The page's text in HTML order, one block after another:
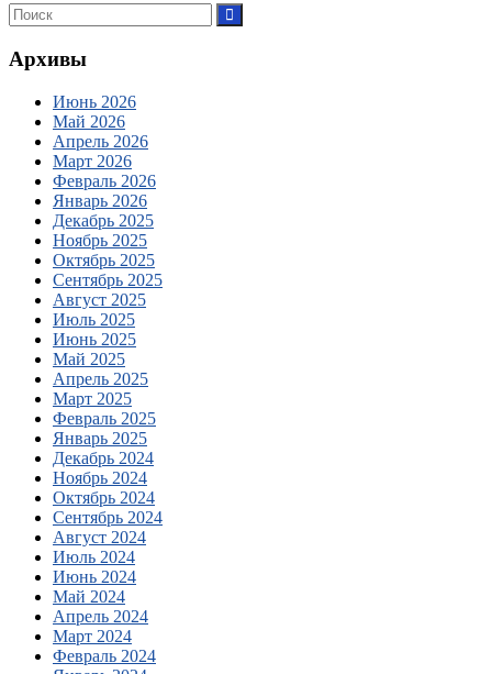
Архивы
Июнь 2026
Май 2026
Апрель 2026
Март 2026
Февраль 2026
Январь 2026
Декабрь 2025
Ноябрь 2025
Октябрь 2025
Сентябрь 2025
Август 2025
Июль 2025
Июнь 2025
Май 2025
Апрель 2025
Март 2025
Февраль 2025
Январь 2025
Декабрь 2024
Ноябрь 2024
Октябрь 2024
Сентябрь 2024
Август 2024
Июль 2024
Июнь 2024
Май 2024
Апрель 2024
Март 2024
Февраль 2024